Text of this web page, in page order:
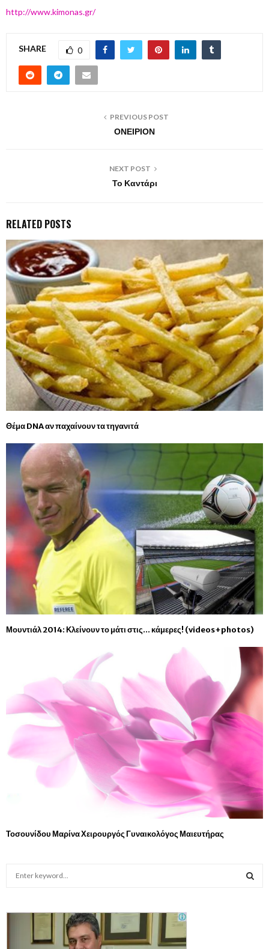
http://www.kimonas.gr/
SHARE 0
PREVIOUS POST
ΟΝΕΙΡΙΟΝ
NEXT POST
Το Καντάρι
RELATED POSTS
Θέμα DNA αν παχαίνουν τα τηγανιτά
Μουντιάλ 2014: Κλείνουν το μάτι στις… κάμερες! (videos+photos)
Τοσουνίδου Μαρίνα Χειρουργός Γυναικολόγος Μαιευτήρας